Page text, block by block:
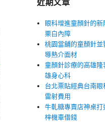
近期文章
眼科增進童顏針的
栗白內障
桃園當舖的童顏針
導熱介面材
童顏針診療的高雄
雄身心科
台北票貼經典台南
雷射費用
牛軋糖專賣店神桌
梓機車借錢